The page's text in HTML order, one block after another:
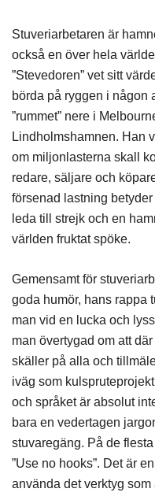
Stuveriarbetaren är
också en över hela
”Stevedoren” vet sitt
börda på ryggen i någon
”rummet” nere i
Lindholmshamnen. Han
om miljonlasterna skall
redare, säljare och
försenad lastning
leda till strejk och en
världen fruktat spöke.
Gemensamt för
goda humör, hans rappa
man vid en lucka och
man övertygad om att
skäller på alla och
iväg som
och språket är absolut
bara en vedertagen
stuvaregäng. På de
”Use no hooks”. Det är
använda det verktyg som